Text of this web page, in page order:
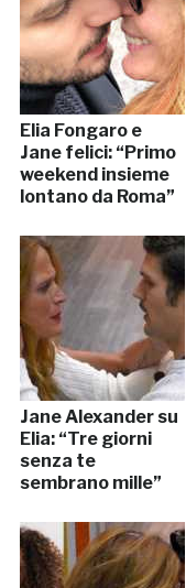
Elia Fongaro e
Jane felici: “Primo
weekend insieme
lontano da Roma”
Jane Alexander su
Elia: “Tre giorni
senza te
sembrano mille”